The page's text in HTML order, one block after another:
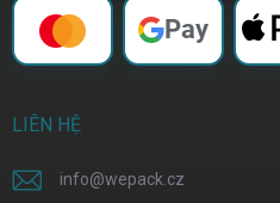
Pay
LIÊN HỆ
info@wepack.cz